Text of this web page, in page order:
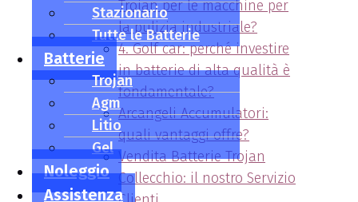
Stazionario
Tutte le Batterie
Batterie
Trojan
Agm
Litio
Gel
Noleggio
Assistenza
Trojan per le macchine per
la pulizia industriale?
4. Golf car: perché investire
in batterie di alta qualità è
fondamentale?
Arcangeli Accumulatori:
quali vantaggi offre?
Vendita Batterie Trojan
Collecchio: il nostro Servizio